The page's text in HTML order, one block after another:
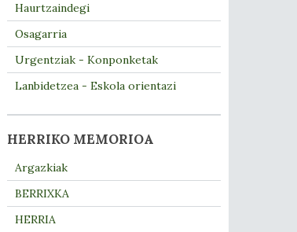
Haurtzaindegi
Osagarria
Urgentziak - Konponketak
Lanbidetzea - Eskola orientazi
HERRIKO MEMORIOA
Argazkiak
BERRIXKA
HERRIA